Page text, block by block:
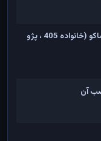
فیلم آموزشی بستن و مونتاژ موتور XU7 از ایساکو (خانواده 405 ، پژو
آن